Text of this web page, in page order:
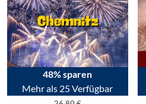
48% sparen
Mehr als 25 Verfügbar